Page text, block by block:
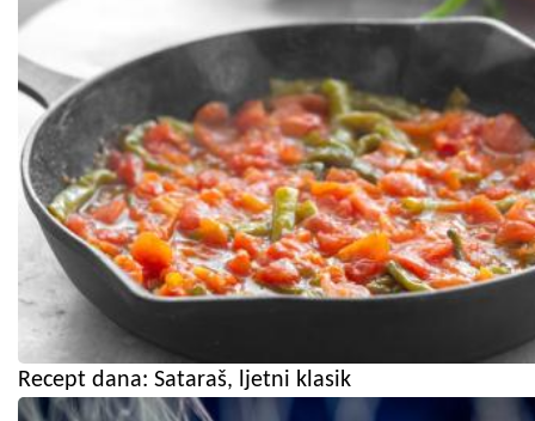
Recept dana: Sataraš, ljetni klasik